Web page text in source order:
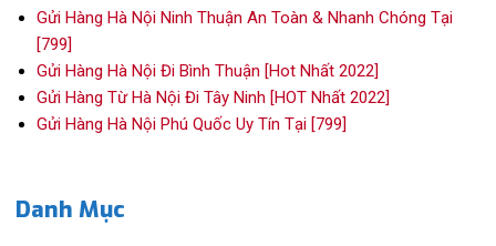
Gửi Hàng Hà Nội Ninh Thuận An Toàn & Nhanh Chóng Tại
[799]
Gửi Hàng Hà Nội Đi Bình Thuận [Hot Nhất 2022]
Gửi Hàng Từ Hà Nội Đi Tây Ninh [HOT Nhất 2022]
Gửi Hàng Hà Nội Phú Quốc Uy Tín Tại [799]
Danh Mục